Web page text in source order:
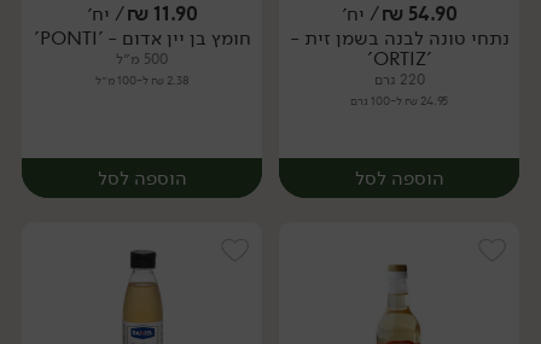
יח׳ יח׳
54.90
₪/ יח׳
נתחי טונה לבנה בשמן זית -
'ORTIZ'
220 גרם
24.95 ₪ ל-100 גרם
הוספה לסל
11.90
₪/ יח׳
חומץ בן יין אדום - 'PONTI'
500 מ״ל
2.38 ₪ ל-100 מ״ל
הוספה לסל